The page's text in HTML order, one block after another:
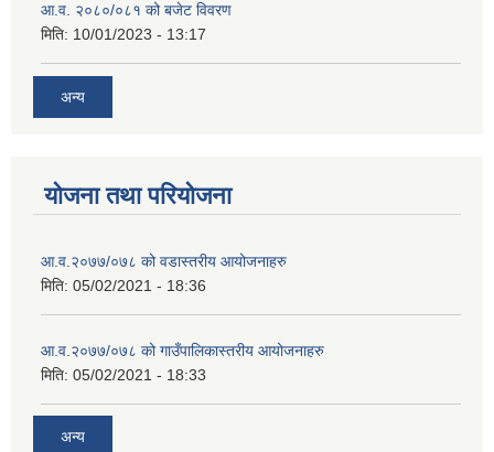
आ.व. २०८०/०८१ को बजेट विवरण
मिति: 10/01/2023 - 13:17
अन्य
योजना तथा परियोजना
आ.व.२०७७/०७८ को वडास्तरीय आयोजनाहरु
मिति: 05/02/2021 - 18:36
आ.व.२०७७/०७८ को गाउँपालिकास्तरीय आयोजनाहरु
मिति: 05/02/2021 - 18:33
अन्य